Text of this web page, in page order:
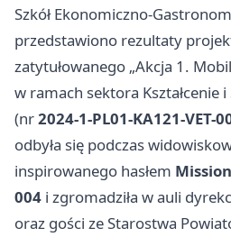
Szkół Ekonomiczno-
przedstawiono rezultaty
zatytułowanego „Akcja 1.
w ramach sektora Kształcenie
(nr2024-1-PL01-KA121-VET-
odbyła się podczas
inspirowanego hasłem
004 i zgromadziła w auli
oraz gości ze Starostwa